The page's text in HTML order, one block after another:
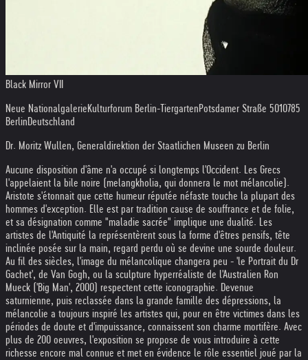
Black Mirror VII
Neue NationalgalerieKulturforum Berlin-TiergartenPotsdamer Straße 5010785
Berlin Deutschland
Dr. Moritz Wullen, Generaldirektion der Staatlichen Museen zu Berlin
Aucune disposition d'âme n'a occupé si longtemps l'Occident. Les Grecs
l'appelaient la bile noire (melangkholia, qui donnera le mot mélancolie).
Aristote s'étonnait que cette humeur réputée néfaste touche la plupart des
hommes d'exception. Elle est par tradition cause de souffrance et de folie,
et sa désignation comme "maladie sacrée" implique une dualité. Les
artistes de l'Antiquité la représentèrent sous la forme d'êtres pensifs, tête
inclinée posée sur la main, regard perdu où se devine une sourde douleur.
Au fil des siècles, l'image du mélancolique changera peu - 'le Portrait du Dr
Gachet', de Van Gogh, ou la sculpture hyperréaliste de l'Australien Ron
Mueck ('Big Man', 2000) respectent cette iconographie. Devenue
saturnienne, puis reclassée dans la grande famille des dépressions, la
mélancolie a toujours inspiré les artistes qui, pour en être victimes dans les
périodes de doute et d'impuissance, connaissent son charme mortifère. Avec
plus de 200 oeuvres, l'exposition se propose de vous introduire à cette
richesse encore mal connue et met en évidence le rôle essentiel joué par la